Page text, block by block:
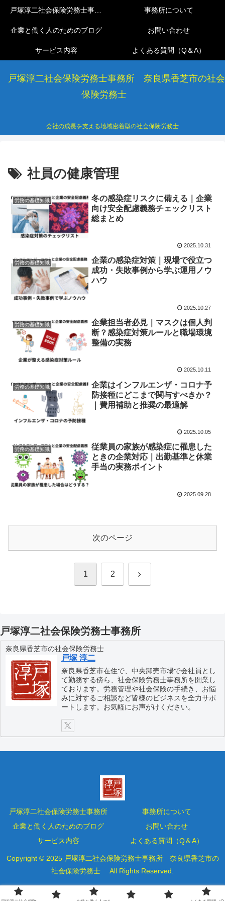
戸塚淳二社会保険労務士事務所 奈良県香芝市の社会
保険労務士
会社の成長を支える地域密着型の社会保険労務士
戸塚淳二社会保険労務士事務所 事務所について
企業と働く人のためのブログ お問い合わせ
サービス内容 よくある質問（Q＆A）
社員の健康管理
労務の基礎知識
冬の感染症リスクに備える｜企業
向け安全配慮義務チェックリスト
総まとめ
2025.10.31
労務の基礎知識
企業の感染症対策｜現場で役立つ
成功・失敗事例から学ぶ運用ノウ
ハウ
2025.10.27
労務の基礎知識
企業担当者必見｜マスクは個人判
断？感染症対策ルールと職場環境
整備の実務
2025.10.11
労務の基礎知識
企業はインフルエンザ・コロナ予
防接種にどこまで関与すべきか？
｜費用補助と推奨の最適解
2025.10.05
労務の基礎知識
従業員の家族が感染症に罹患した
ときの企業対応｜出勤基準と休業
手当の実務ポイント
2025.09.28
次のページ
1 2 次
戸塚淳二社会保険労務士事務所
奈良県香芝市の社会保険労務士
戸塚 淳二
奈良県香芝市在住で、中央卸売市場で会社員とし
て勤務する傍ら、社会保険労務士事務所を開業し
ております。労務管理や社会保険の手続き、お悩
みに対するご相談など皆様のビジネスを全力サポ
ートします。お気軽にお声がけください。
戸塚淳二社会保険労務士事務所
事務所について
企業と働く人のためのブログ
お問い合わせ
サービス内容
よくある質問（Q＆A）
Copyright © 2025 戸塚淳二社会保険労務士事務所 奈良県香芝市の
社会保険労務士 All Rights Reserved.